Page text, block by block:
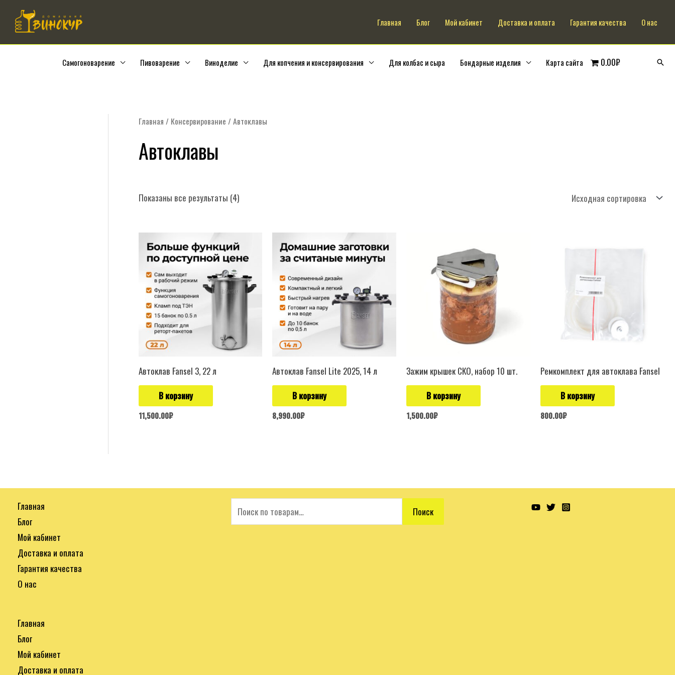
Перейти
Главная Блог Мой кабинет Доставка и оплата Гарантия качества О нас
Самогоноварение Пивоварение Виноделие Для копчения и консервирования Для колбас и сыра Бондарные изделия Карта сайта 0.00₽
Главная / Консервирование / Автоклавы
Автоклавы
Показаны все результаты (4)
Автоклав Fansel 3, 22 л
В корзину
11,500.00₽
Автоклав Fansel Lite 2025, 14 л
В корзину
8,990.00₽
Зажим крышек СКО, набор 10 шт.
В корзину
1,500.00₽
Ремкомплект для автоклава Fansel
В корзину
800.00₽
Главная
Блог
Мой кабинет
Доставка и оплата
Гарантия качества
О нас
Главная
Блог
Мой кабинет
Доставка и оплата
Поиск